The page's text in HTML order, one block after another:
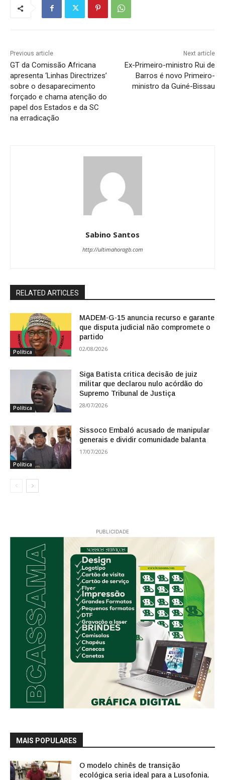
Previous article
GT da Comissão Africana
apresenta ‘Linhas Directrizes’
sobre o desaparecimento
forçado e chama atenção do
papel dos Estados e da SC
na erradicação
Next article
Ex-Primeiro-ministro Rui de
Barros é novo Primeiro-
ministro da Guiné-Bissau
Sabino Santos
http://ultimahoragb.com
RELATED ARTICLES
Política
MADEM-G-15 anuncia recurso e garante
que disputa judicial não compromete o
partido
02/08/2026
Política
Siga Batista critica decisão de juiz
militar que declarou nulo acórdão do
Supremo Tribunal de Justiça
28/07/2026
Política
Sissoco Embaló acusado de manipular
generais e dividir comunidade balanta
17/07/2026
PUBLICIDADE
MAIS POPULARES
O modelo chinês de transição
ecológica seria ideal para a Lusofonia.